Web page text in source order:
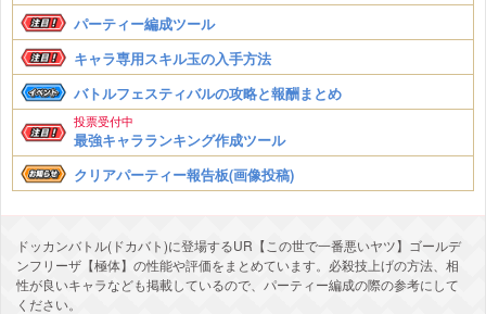
パーティー編成ツール
キャラ専用スキル玉の入手方法
バトルフェスティバルの攻略と報酬まとめ
投票受付中
最強キャラランキング作成ツール
クリアパーティー報告板(画像投稿)
ドッカンバトル(ドカバト)に登場するUR【この世で一番悪いヤツ】ゴールデ
ンフリーザ【極体】の性能や評価をまとめています。必殺技上げの方法、相
性が良いキャラなども掲載しているので、パーティー編成の際の参考にして
ください。